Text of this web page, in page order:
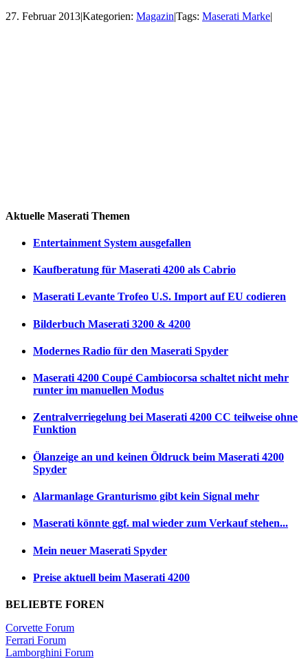
27. Februar 2013|Kategorien: Magazin|Tags: Maserati Marke|
Aktuelle Maserati Themen
Entertainment System ausgefallen
Kaufberatung für Maserati 4200 als Cabrio
Maserati Levante Trofeo U.S. Import auf EU codieren
Bilderbuch Maserati 3200 & 4200
Modernes Radio für den Maserati Spyder
Maserati 4200 Coupé Cambiocorsa schaltet nicht mehr
runter im manuellen Modus
Zentralverriegelung bei Maserati 4200 CC teilweise ohne
Funktion
Ölanzeige an und keinen Öldruck beim Maserati 4200
Spyder
Alarmanlage Granturismo gibt kein Signal mehr
Maserati könnte ggf. mal wieder zum Verkauf stehen...
Mein neuer Maserati Spyder
Preise aktuell beim Maserati 4200
BELIEBTE FOREN
Corvette Forum
Ferrari Forum
Lamborghini Forum